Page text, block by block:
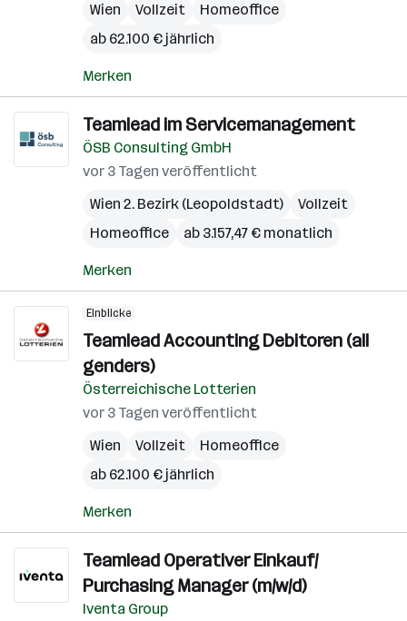
Wien
Vollzeit
Homeoffice
ab 62.100 € jährlich
Merken
Teamlead im Servicemanagement
ÖSB Consulting GmbH
vor 3 Tagen veröffentlicht
Wien 2. Bezirk (Leopoldstadt)
Vollzeit
Homeoffice
ab 3.157,47 € monatlich
Merken
Einblicke
Teamlead Accounting Debitoren (all
genders)
Österreichische Lotterien
vor 3 Tagen veröffentlicht
Wien
Vollzeit
Homeoffice
ab 62.100 € jährlich
Merken
Teamlead Operativer Einkauf/
Purchasing Manager (m/w/d)
Iventa Group